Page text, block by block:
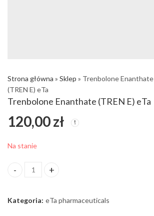
Strona główna » Sklep » Trenbolone Enanthate
(TREN E) eTa
Trenbolone Enanthate (TREN E) eTa
120,00zł
Na stanie
ilość Trenbolone Enanthate (TREN E) eTa
Kategoria: eTa pharmaceuticals